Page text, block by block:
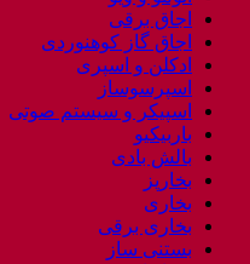
اجاق برقی
اجاق گاز کوهنوردی
ادکلن و اسپری
اسپرسوساز
اسپیکر و سیستم صوتی
باربیکیو
بالش بادی
بخارپز
بخاری
بخاری برقی
بستنی ساز